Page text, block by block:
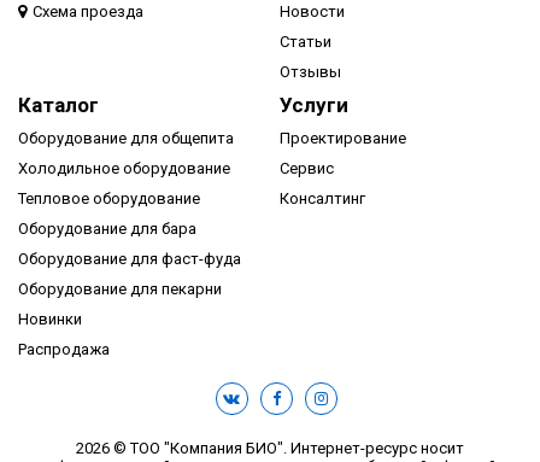
ПОДРОБНЕЕ
Схема проезда
Новости
Статьи
Отзывы
Каталог
Оборудование для общепита
Холодильное оборудование
Тепловое оборудование
Оборудование для бара
Оборудование для фаст-фуда
Оборудование для пекарни
Новинки
Распродажа
Услуги
Проектирование
Сервис
Консалтинг
2026 © ТОО "Компания БИО". Интернет-ресурс носит